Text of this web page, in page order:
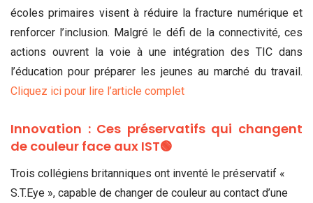
écoles primaires visent à réduire la fracture numérique et
renforcer l’inclusion. Malgré le défi de la connectivité, ces
actions ouvrent la voie à une intégration des TIC dans
l’éducation pour préparer les jeunes au marché du travail.
Cliquez ici pour lire l’article complet
Innovation : Ces préservatifs qui changent
de couleur face aux IST🟢
Trois collégiens britanniques ont inventé le préservatif «
S.T.Eye », capable de changer de couleur au contact d’une